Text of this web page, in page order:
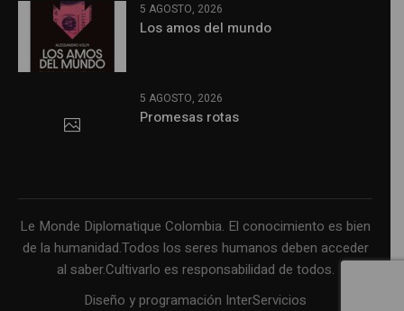
5 AGOSTO, 2026
Los amos del mundo
5 AGOSTO, 2026
Promesas rotas
Le Monde Diplomatique Colombia. El conocimiento es bien
de la humanidad.Todos los seres humanos deben acceder
al saber.Cultivarlo es responsabilidad de todos.
Diseño y programación InterServicios